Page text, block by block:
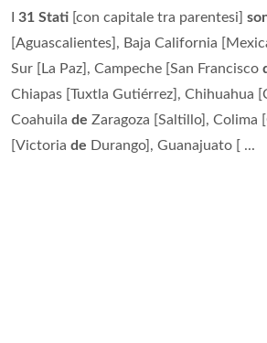
31 Stati [con capitale tra parentesi]
[Aguascalientes], Baja California
Sur [La Paz], Campeche [San Francisco
Chiapas [Tuxtla Gutiérrez], Chihuahua
Coahuila de Zaragoza [Saltillo], Colima
[Victoria de Durango], Guanajuato [ ...